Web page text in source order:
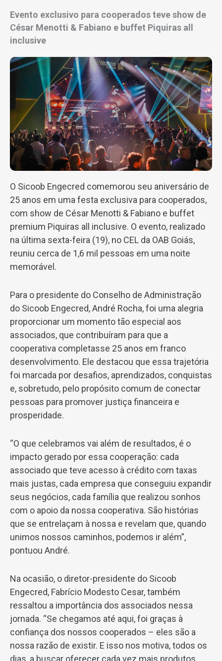
Evento exclusivo para cooperados teve show de
César Menotti & Fabiano e buffet Piquiras all
inclusive
O Sicoob Engecred comemorou seu aniversário de
25 anos em uma festa exclusiva para cooperados,
com show de César Menotti & Fabiano e buffet
premium Piquiras all inclusive. O evento, realizado
na última sexta-feira (19), no CEL da OAB Goiás,
reuniu cerca de 1,6 mil pessoas em uma noite
memorável.
Para o presidente do Conselho de Administração
do Sicoob Engecred, André Rocha, foi uma alegria
proporcionar um momento tão especial aos
associados, que contribuíram para que a
cooperativa completasse 25 anos em franco
desenvolvimento. Ele destacou que essa trajetória
foi marcada por desafios, aprendizados, conquistas
e, sobretudo, pelo propósito comum de conectar
pessoas para promover justiça financeira e
prosperidade.
“O que celebramos vai além de resultados, é o
impacto gerado por essa cooperação: cada
associado que teve acesso à crédito com taxas
mais justas, cada empresa que conseguiu expandir
seus negócios, cada família que realizou sonhos
com o apoio da nossa cooperativa. São histórias
que se entrelaçam à nossa e revelam que, quando
unimos nossos caminhos, podemos ir além”,
pontuou André.
Na ocasião, o diretor-presidente do Sicoob
Engecred, Fabrício Modesto Cesar, também
ressaltou a importância dos associados nessa
jornada. “Se chegamos até aqui, foi graças à
confiança dos nossos cooperados – eles são a
nossa razão de existir. E isso nos motiva, todos os
dias, a buscar oferecer cada vez mais produtos,